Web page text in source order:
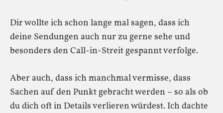
Dir wollte ich schon lange mal sagen, dass ich
deine Sendungen auch nur zu gerne sehe und
besonders den Call-in-Streit gespannt verfolge.
Aber auch, dass ich manchmal vermisse, dass
Sachen auf den Punkt gebracht werden – so als ob
du dich oft in Details verlieren würdest. Ich dachte